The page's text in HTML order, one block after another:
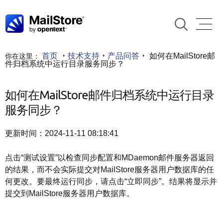
你在这里： 首页 技术支持 产品问答
如何在MailStore邮
件归档系统中运行目录服务同步？
如何在MailStore邮件归档系统中运行目录
服务同步？
更新时间：2024-11-11 08:18:41
点击“测试设置”以检查同步配置和MDaemon邮件服务器返回
的结果，而不会实际提交对MailStore服务器用户数据库的任
何更改。要最终运行同步，请点击“立即同步”。结果将显示并
提交到MailStore服务器用户数据库。